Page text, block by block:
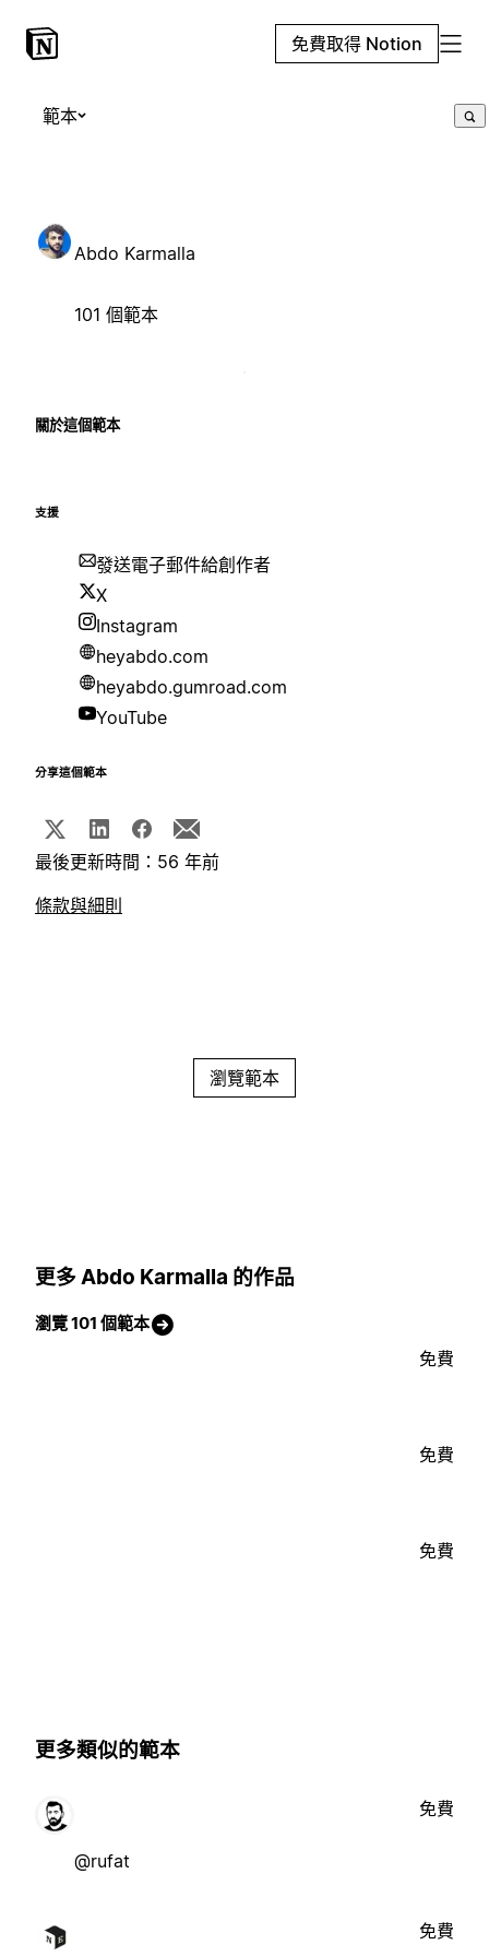
免費取得 Notion
範本
Abdo Karmalla
101 個範本
關於這個範本
支援
發送電子郵件給創作者
X
Instagram
heyabdo.com
heyabdo.gumroad.com
YouTube
分享這個範本
最後更新時間：56 年前
條款與細則
瀏覽範本
更多 Abdo Karmalla 的作品
瀏覽 101 個範本
免費
免費
免費
更多類似的範本
@rufat
免費
免費